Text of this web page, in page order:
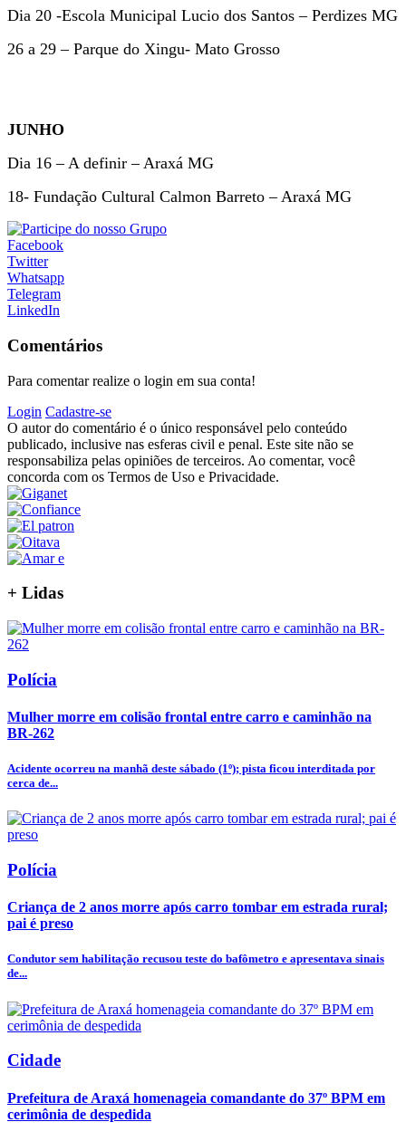
Dia 20 -Escola Municipal Lucio dos Santos – Perdizes MG
26 a 29 – Parque do Xingu- Mato Grosso
JUNHO
Dia 16 – A definir – Araxá MG
18- Fundação Cultural Calmon Barreto – Araxá MG
Facebook
Twitter
Whatsapp
Telegram
LinkedIn
Comentários
Para comentar realize o login em sua conta!
Login Cadastre-se
O autor do comentário é o único responsável pelo conteúdo
publicado, inclusive nas esferas civil e penal. Este site não se
responsabiliza pelas opiniões de terceiros. Ao comentar, você
concorda com os Termos de Uso e Privacidade.
+ Lidas
Polícia
Mulher morre em colisão frontal entre carro e caminhão na
BR-262
Acidente ocorreu na manhã deste sábado (1º); pista ficou interditada por
cerca de...
Polícia
Criança de 2 anos morre após carro tombar em estrada rural;
pai é preso
Condutor sem habilitação recusou teste do bafômetro e apresentava sinais
de...
Cidade
Prefeitura de Araxá homenageia comandante do 37º BPM em
cerimônia de despedida